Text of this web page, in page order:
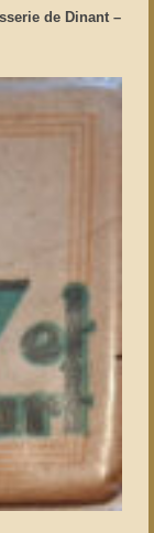
de Dinant –